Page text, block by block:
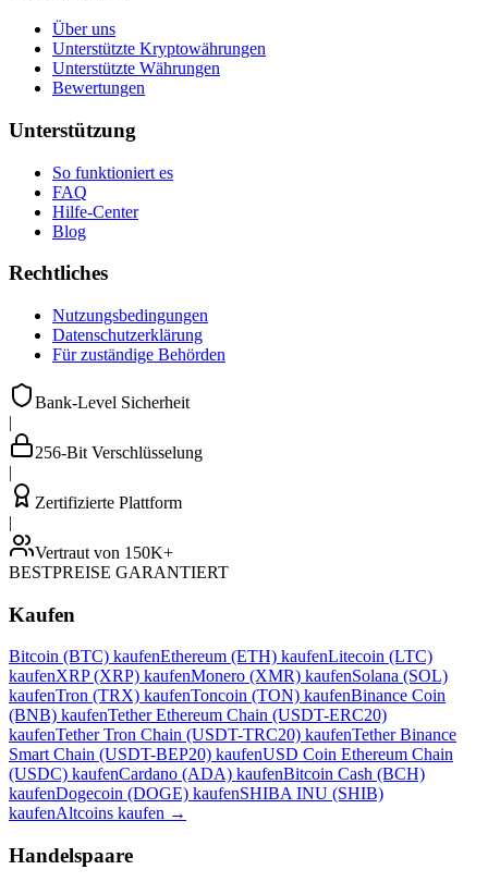
Über uns
Unterstützte Kryptowährungen
Unterstützte Währungen
Bewertungen
Unterstützung
So funktioniert es
FAQ
Hilfe-Center
Blog
Rechtliches
Nutzungsbedingungen
Datenschutzerklärung
Für zuständige Behörden
Bank-Level Sicherheit
|
256-Bit Verschlüsselung
|
Zertifizierte Plattform
|
Vertraut von 150K+
BESTPREISE GARANTIERT
Kaufen
Bitcoin (BTC) kaufenEthereum (ETH) kaufenLitecoin (LTC)
kaufenXRP (XRP) kaufenMonero (XMR) kaufenSolana (SOL)
kaufenTron (TRX) kaufenToncoin (TON) kaufenBinance Coin
(BNB) kaufenTether Ethereum Chain (USDT-ERC20)
kaufenTether Tron Chain (USDT-TRC20) kaufenTether Binance
Smart Chain (USDT-BEP20) kaufenUSD Coin Ethereum Chain
(USDC) kaufenCardano (ADA) kaufenBitcoin Cash (BCH)
kaufenDogecoin (DOGE) kaufenSHIBA INU (SHIB)
kaufenAltcoins kaufen →
Handelspaare